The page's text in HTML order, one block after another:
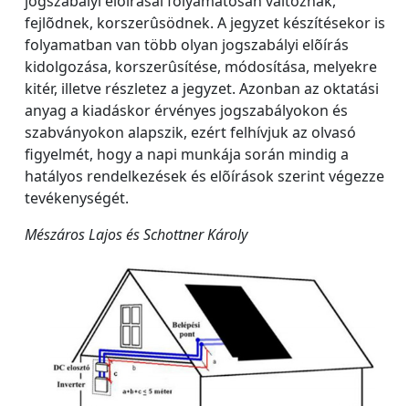
fejlõdnek, korszerûsödnek. A jegyzet készítésekor is
folyamatban van több olyan jogszabályi elõírás
kidolgozása, korszerûsítése, módosítása, melyekre
kitér, illetve részletez a jegyzet. Azonban az oktatási
anyag a kiadáskor érvényes jogszabályokon és
szabványokon alapszik, ezért felhívjuk az olvasó
figyelmét, hogy a napi munkája során mindig a
hatályos rendelkezések és elõírások szerint végezze
tevékenységét.
Mészáros Lajos és Schottner Károly